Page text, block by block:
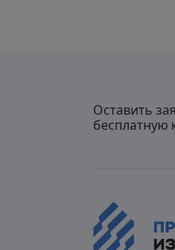
Оставить
бесплатную